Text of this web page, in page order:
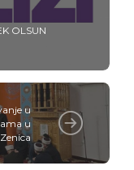
OLSUN
u
u